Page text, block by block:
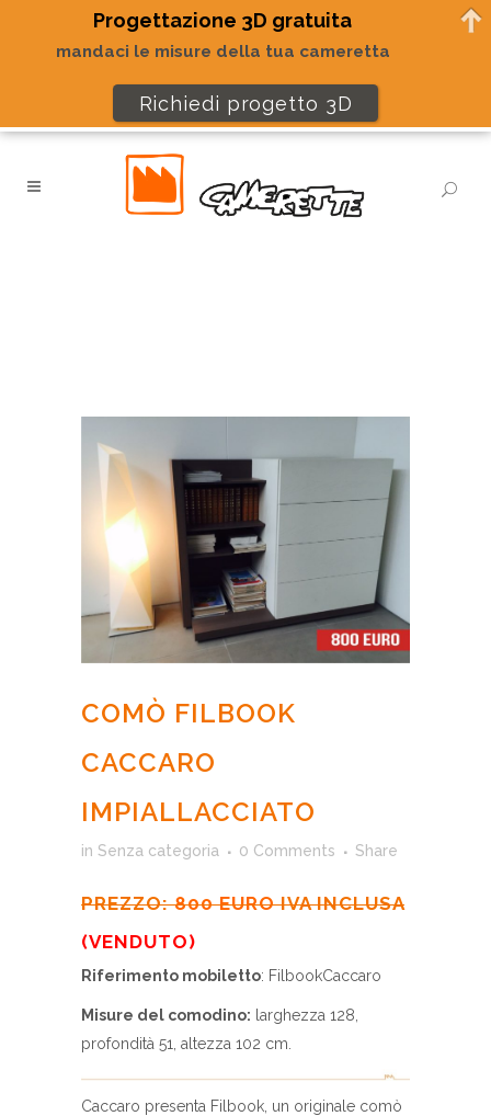
COMÒ FILBOOK
CACCARO
IMPIALLACCIATO
in Senza categoria 0 Comments Share
PREZZO:800 EUROIVA INCLUSA
(VENDUTO)
Riferimento mobiletto: FilbookCaccaro
Misure del comodino: larghezza 128,
profondità 51, altezza 102 cm.
Caccaro presenta Filbook, un originale comò
Progettazione 3D gratuita
mandaci le misure della tua cameretta
Richiedi progetto 3D